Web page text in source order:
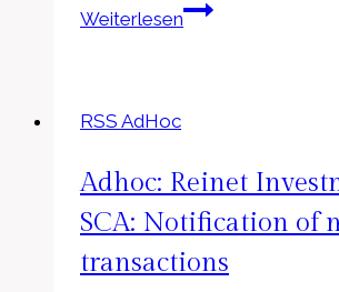
WeiterlesenEQS-
beschließt
Delisting
der
Anleihe
RSS AdHoc
Adhoc: Reinet
SCA: Notification of
transactions